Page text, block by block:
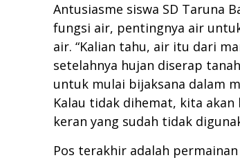
Antusiasme siswa SD Taruna
fungsi air, pentingnya air
air. “Kalian tahu, air itu dari
setelahnya hujan diserap tanah
untuk mulai bijaksana dalam
Kalau tidak dihemat, kita
keran yang sudah tidak
Pos terakhir adalah